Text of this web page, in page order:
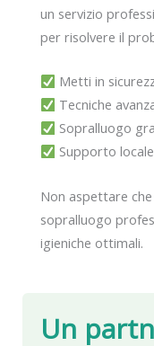
Un
un servizio
per risolvere il
Metti in
Tecniche
Sopralluogo
Supporto
Non aspettare
sopralluogo
igieniche ottimali.